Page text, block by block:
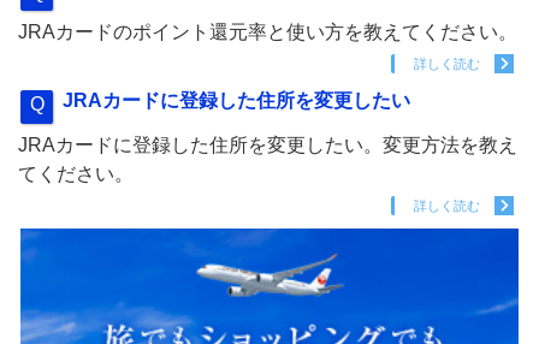
JRAカードのポイント還元率と使い方を教えてください。
詳しく読む
JRAカードに登録した住所を変更したい
JRAカードに登録した住所を変更したい。変更方法を教え
てください。
詳しく読む